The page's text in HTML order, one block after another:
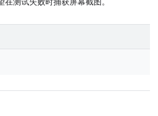
在测试失败时捕获屏幕截图。